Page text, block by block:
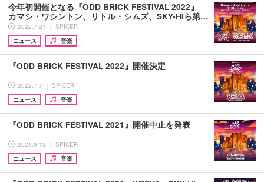
今年初開催となる『ODD BRICK FESTIVAL 2022』
カマシ・ワシントン、リトル・シムズ、SKY-HIら第…
2022.7.21 ｜ SPICER
ニュース
音楽
『ODD BRICK FESTIVAL 2022』開催決定
2022.7.7 ｜ SPICER
ニュース
音楽
『ODD BRICK FESTIVAL 2021』開催中止を発表
2021.9.13 ｜ SPICER
ニュース
音楽